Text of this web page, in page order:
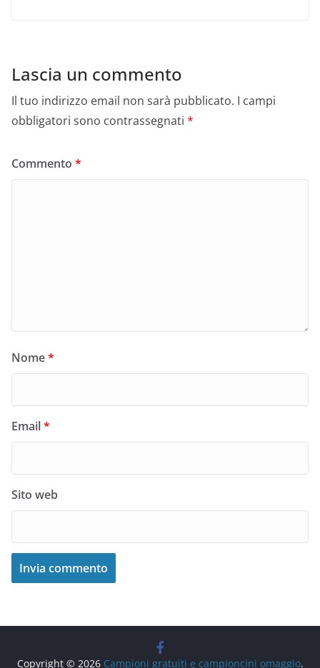
Lascia un commento
Il tuo indirizzo email non sarà pubblicato. I campi
obbligatori sono contrassegnati *
Commento *
Nome*
Email*
Sito web
Copyright © 2026 Campioni gratuiti e campioncini omaggio.